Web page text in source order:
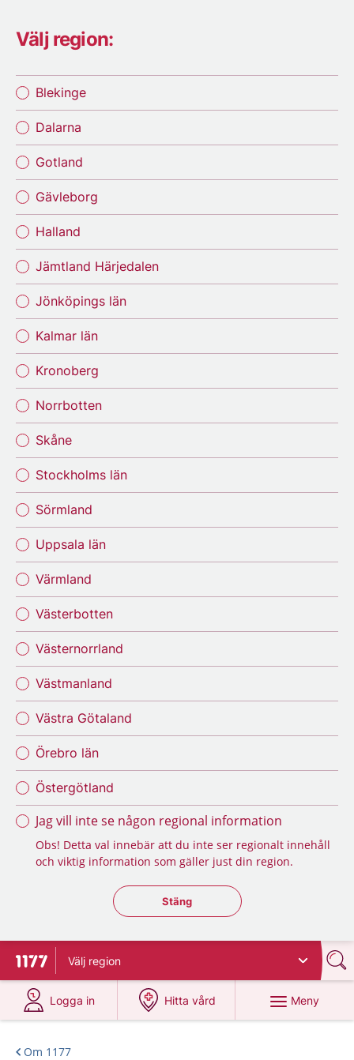
Välj region:
Blekinge
Dalarna
Gotland
Gävleborg
Halland
Jämtland Härjedalen
Jönköpings län
Kalmar län
Kronoberg
Norrbotten
Skåne
Stockholms län
Sörmland
Uppsala län
Värmland
Västerbotten
Västernorrland
Västmanland
Västra Götaland
Örebro län
Östergötland
Jag vill inte se någon regional information
Obs! Detta val innebär att du inte ser regionalt innehåll
och viktig information som gäller just din region.
Stäng regionsväljaren
Stäng
Till startsidan för 1177
Välj region
Logga in
på 1177.se
Hitta vård
på 1177.se
Meny
Om 1177